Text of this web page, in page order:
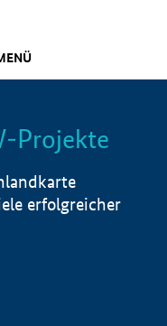
Info
Projekte
erfolgreicher